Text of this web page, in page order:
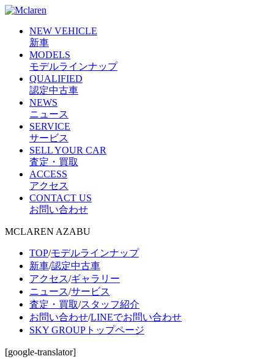
NEW VEHICLE
新車
MODELS
モデルラインナップ
QUALIFIED
認定中古車
NEWS
ニュース
SERVICE
サービス
SELL YOUR CAR
査定・買取
ACCESS
アクセス
CONTACT US
お問い合わせ
MCLAREN AZABU
TOP/モデルラインナップ
新車/認定中古車
アクセス/ギャラリー
ニュース/サービス
査定・買取/スタッフ紹介
お問い合わせ/LINEでお問い合わせ
SKY GROUPトップページ
[google-translator]